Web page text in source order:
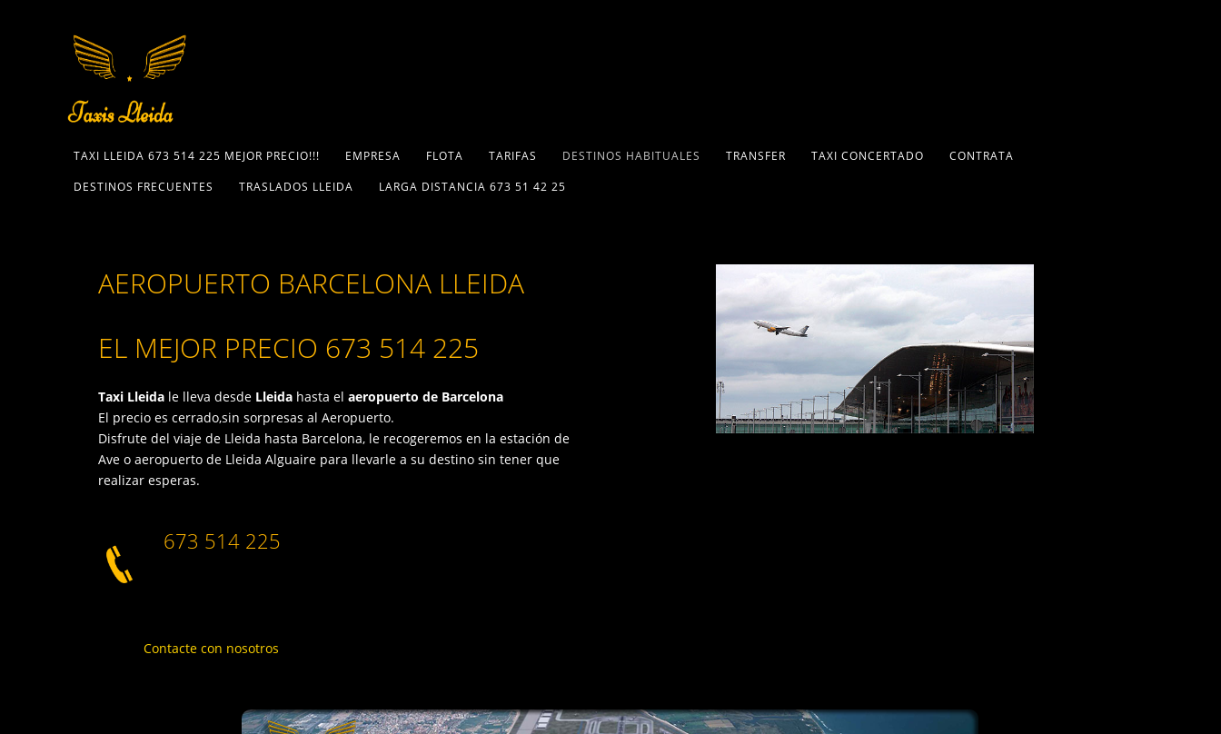
TAXI LLEIDA 673 514 225 MEJOR PRECIO!!! EMPRESA FLOTA TARIFAS DESTINOS HABITUALES TRANSFER TAXI CONCERTADO
CONTRATA
DESTINOS FRECUENTES
TRASLADOS LLEIDA LARGA DISTANCIA 673 51 42 25
AEROPUERTO BARCELONA LLEIDA
EL MEJOR PRECIO 673 514 225
Taxi Lleidale lleva desde Lleidahasta el aeropuerto de Barcelona
El precio es cerrado,sin sorpresas al Aeropuerto.
Disfrute del viaje de Lleida hasta Barcelona, le recogeremos en la estación de
Ave o aeropuerto de Lleida Alguaire para llevarle a su destino sin tener que
realizar esperas.
673 514 225
Contacte con nosotros